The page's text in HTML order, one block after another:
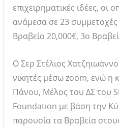
επιχειρηματικές ιδέες, οι
ανάμεσα σε 23
Βραβείο 20,000€, 3ο
Ο Σερ Στέλιος
νικητές μέσω zoom, ενώ η
Πάνου, Μέλος του ΔΣ του
Foundation με βάση την
παρουσία τα Βραβεία